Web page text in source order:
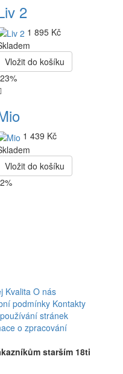
2
1 895 Kč
Vložit do košíku
1 439 Kč
Vložit do košíku
Kvalita O nás
podmínky Kontakty
stránek
o zpracování
starším 18ti